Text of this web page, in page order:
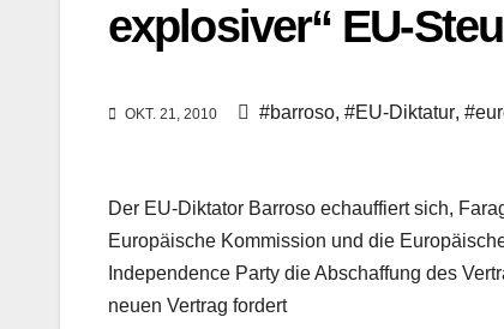
explosiver“ EU-
OKT. 21, 2010 #barroso, #EU-Diktatur,
Der EU-Diktator Barroso echauffiert sich,
Europäische Kommission und die
Independence Party die Abschaffung des
neuen Vertrag fordert